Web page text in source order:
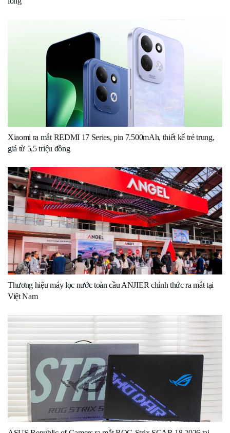
Xiaomi ra mắt REDMI 17 Series, pin 7.500mAh, thiết kế trẻ trung,
giá từ 5,5 triệu đồng
Thương hiệu máy lọc nước toàn cầu ANJIER chính thức ra mắt tại
Việt Nam